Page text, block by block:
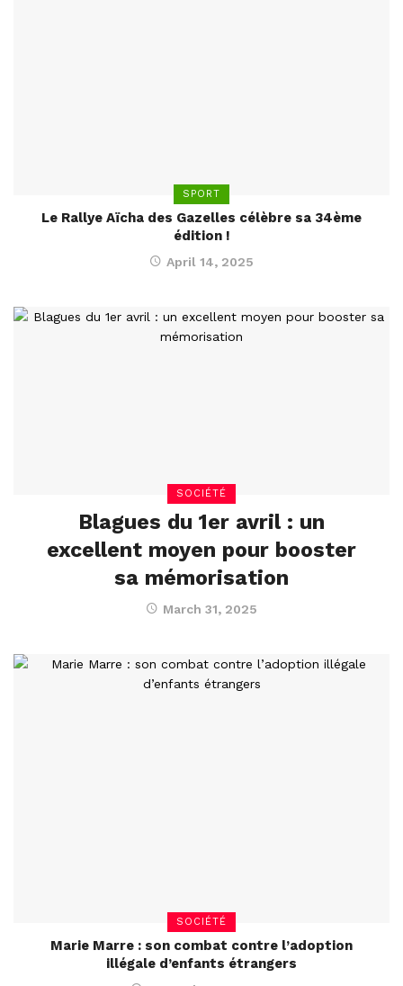
SPORT
Le Rallye Aïcha des Gazelles célèbre sa 34ème
édition !
April 14, 2025
SOCIÉTÉ
Blagues du 1er avril : un
excellent moyen pour booster
sa mémorisation
March 31, 2025
SOCIÉTÉ
Marie Marre : son combat contre l’adoption
illégale d’enfants étrangers